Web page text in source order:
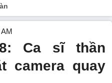
Ca sĩ thần
camera quay